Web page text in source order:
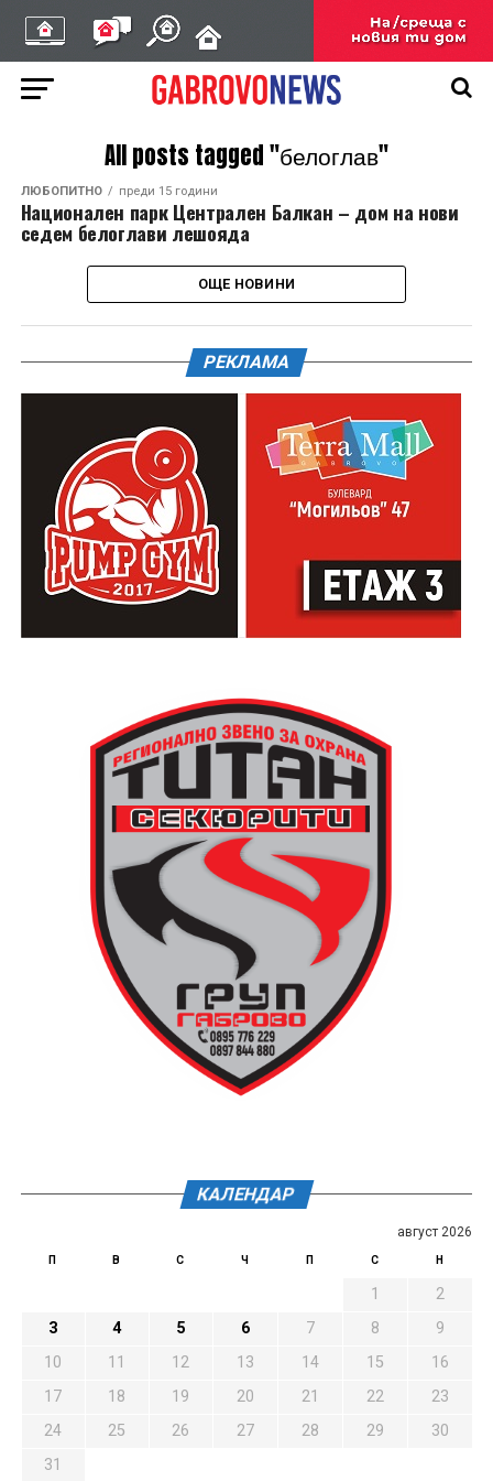
All posts tagged "белоглав"
ЛЮБОПИТНО преди 15 години
Национален парк Централен Балкан – дом на нови
седем белоглави лешояда
ОЩЕ НОВИНИ
РЕКЛАМА
КАЛЕНДАР
август 2026
П В С Ч П С Н
1
2
3
4 5 6 7 8
9
10
11 12 13 14 15
16
17
18 19 20 21 22
23
24
25 26 27 28 29
30
31